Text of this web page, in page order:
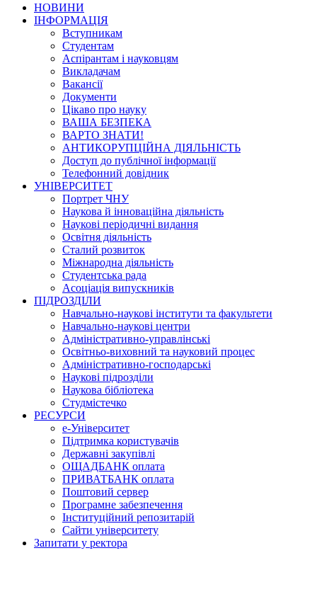
НОВИНИ
ІНФОРМАЦІЯ
Вступникам
Студентам
Аспірантам і науковцям
Викладачам
Вакансії
Документи
Цікаво про науку
ВАША БЕЗПЕКА
ВАРТО ЗНАТИ!
АНТИКОРУПЦІЙНА ДІЯЛЬНІСТЬ
Доступ до публічної інформації
Телефонний довідник
УНІВЕРСИТЕТ
Портрет ЧНУ
Наукова й інноваційна діяльність
Наукові періодичні видання
Освітня діяльність
Сталий розвиток
Міжнародна діяльність
Студентська рада
Асоціація випускників
ПІДРОЗДІЛИ
Навчально-наукові інститути та факультети
Навчально-наукові центри
Адміністративно-управлінські
Освітньо-виховний та науковий процес
Адміністративно-господарські
Наукові підрозділи
Наукова бібліотека
Студмістечко
РЕСУРСИ
е-Університет
Підтримка користувачів
Державні закупівлі
ОЩАДБАНК оплата
ПРИВАТБАНК оплата
Поштовий сервер
Програмне забезпечення
Інституційний репозитарій
Сайти університету
Запитати у ректора